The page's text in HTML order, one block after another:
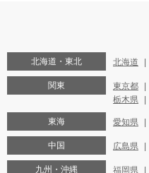
北海道・東北 北海道
関東 東京都
栃木県
東海 愛知県
中国 広島県
九州・沖縄 福岡県